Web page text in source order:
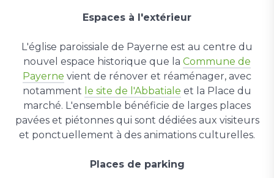
Espaces à l'extérieur
L'église paroissiale de Payerne est au centre du
nouvel espace historique que la Commune de
Payerne vient de rénover et réaménager, avec
notamment le site de l'Abbatiale et la Place du
marché. L'ensemble bénéficie de larges places
pavées et piétonnes qui sont dédiées aux visiteurs
et ponctuellement à des animations culturelles.
Places de parking